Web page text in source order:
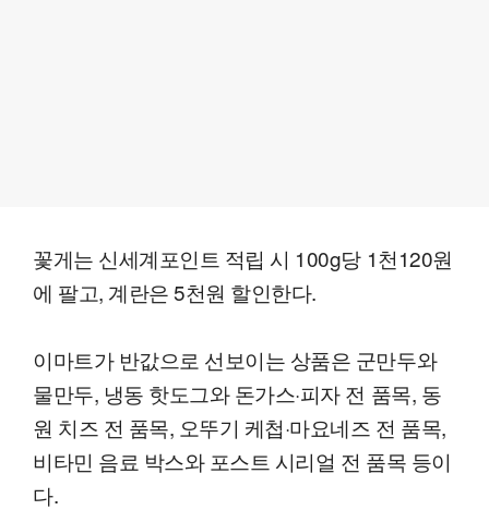
꽃게는 신세계포인트 적립 시 100g당 1천120원
에 팔고, 계란은 5천원 할인한다.
이마트가 반값으로 선보이는 상품은 군만두와
물만두, 냉동 핫도그와 돈가스·피자 전 품목, 동
원 치즈 전 품목, 오뚜기 케첩·마요네즈 전 품목,
비타민 음료 박스와 포스트 시리얼 전 품목 등이
다.